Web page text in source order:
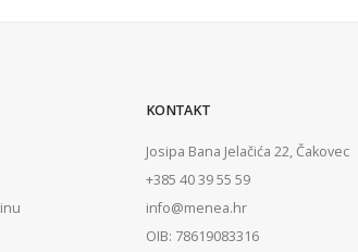
KONTAKT
Josipa Bana Jelačića 22, Čakovec
+385 40 39 55 59
info@menea.hr
OIB: 78619083316